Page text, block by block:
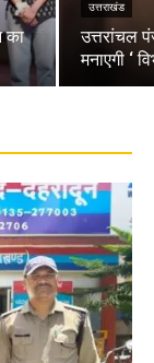
का
उत्तराखंड
उत्तरांचल
मनाएगी ‘